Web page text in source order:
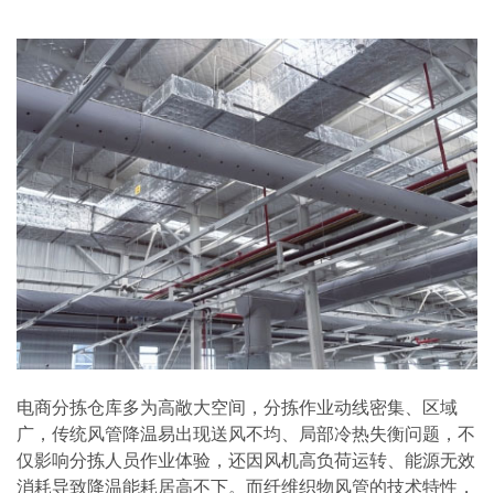
电商分拣仓库多为高敞大空间，分拣作业动线密集、区域
广，传统风管降温易出现送风不均、局部冷热失衡问题，不
仅影响分拣人员作业体验，还因风机高负荷运转、能源无效
消耗导致降温能耗居高不下。而纤维织物风管的技术特性，